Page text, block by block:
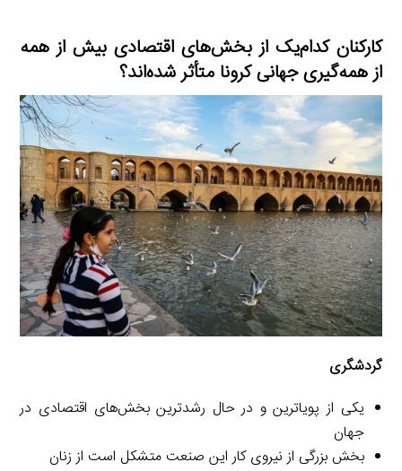
کارکنان کدام‌یک از بخش‌های اقتصادی بیش از همه
از همه‌گیری جهانی کرونا متأثر شده‌اند؟
گردشگری
یکی از پویاترین و در حال رشدترین بخش‌های اقتصادی در
جهان
بخش بزرگی از نیروی کار این صنعت متشکل است از زنان